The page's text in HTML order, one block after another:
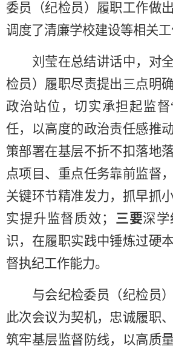
委员（纪检员）履职工作做
调度了清廉学校建设等相关工
刘莹在总结讲话中，对
检员）履职尽责提出三点明确
政治站位，切实承担起监督
任，以高度的政治责任感推
策部署在基层不折不扣落地落
点项目、重点任务靠前监督
关键环节精准发力，抓早抓
实提升监督质效； 三要深学
识，在履职实践中锤炼过硬
督执纪工作能力。
与会纪检委员（纪检员
此次会议为契机，忠诚履职
筑牢基层监督防线，以高质